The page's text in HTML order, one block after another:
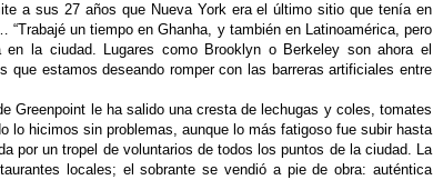
a sus 27 años que Nueva York era el último sitio que tenía en
“Trabajé un tiempo en Ghanha, y también en Latinoamérica, pero
la ciudad. Lugares como Brooklyn o Berkeley son ahora el
que estamos deseando romper con las barreras artificiales entre
Greenpoint le ha salido una cresta de lechugas y coles, tomates
lo hicimos sin problemas, aunque lo más fatigoso fue subir hasta
por un tropel de voluntarios de todos los puntos de la ciudad. La
locales; el sobrante se vendió a pie de obra: auténtica